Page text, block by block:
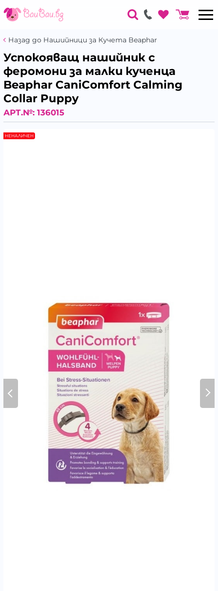
Назад до Нашийници за Кучета Beaphar
Успокояващ нашийник с
феромони за малки кученца
Beaphar CaniComfort Calming
Collar Puppy
АРТ.№: 136015
НЕНАЛИЧЕН